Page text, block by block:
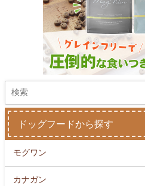
ドッグフードから探す
モグワン
カナガン